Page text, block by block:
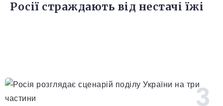
Росії страждають від нестачі їжі